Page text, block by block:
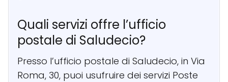
Quali servizi offre l’ufficio
postale di Saludecio?
Presso l’ufficio postale di Saludecio, in Via
Roma, 30, puoi usufruire dei servizi Poste